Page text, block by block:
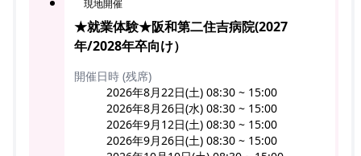
現地開催
★就業体験★阪和第二住吉病院(2027
年/2028年卒向け）
開催日時 (残席)
2026年8月22日(土) 08:30 ~ 15:00
2026年8月26日(水) 08:30 ~ 15:00
2026年9月12日(土) 08:30 ~ 15:00
2026年9月26日(土) 08:30 ~ 15:00